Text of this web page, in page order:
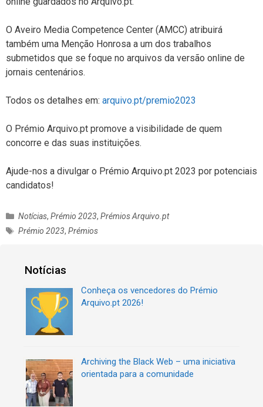
O Aveiro Media Competence Center (AMCC) atribuirá
também uma Menção Honrosa a um dos trabalhos
submetidos que se foque no arquivos da versão online de
jornais centenários.
Todos os detalhes em: arquivo.pt/premio2023
O Prémio Arquivo.pt promove a visibilidade de quem
concorre e das suas instituições.
Ajude-nos a divulgar o Prémio Arquivo.pt 2023 por potenciais
candidatos!
C
a
Notícias,Prémio 2023,Prémios Arquivo.pt
E
Prémio 2023,Prémios
Notícias
Conheça os vencedores do Prémio
Arquivo.pt 2026!
Archiving the Black Web – uma iniciativa
orientada para a comunidade